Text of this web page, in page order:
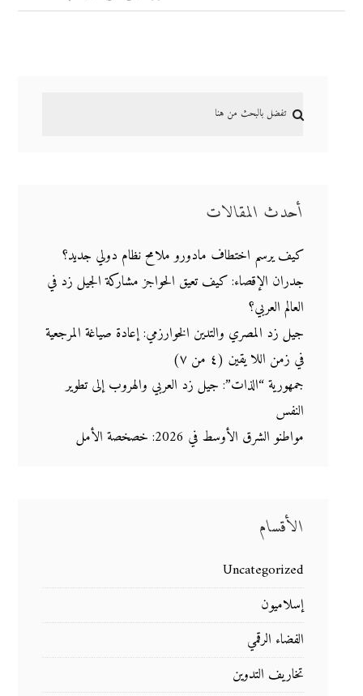
أحدث المقالات
كيف يرسم اختطاف مادورو ملامح نظام دولي جديد؟
جدران الإقصاء: كيف تعيق الحواجز مشاركة الجيل زد في
العالم العربي؟
جيل زد المصري والتدين الخوارزمي: إعادة صياغة المرجعية
في زمن اللا يقين (٤ من ٧)
جمهورية “الذات”: جيل زد العربي والهروب إلى تطوير
النفس
مواطنو الشرق الأوسط في 2026: خصخصة الأمل
الأقسام
Uncategorized
إسلاميون
الفضاء الرقمي
تخاريف التدوين